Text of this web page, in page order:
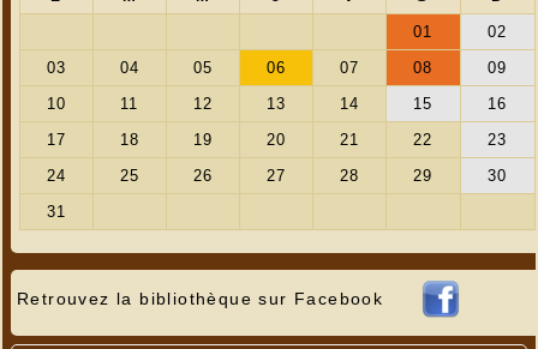
Retrouvez la bibliothèque sur Facebook